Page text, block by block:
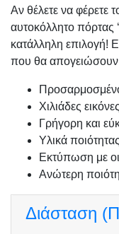
Αν θέλετε να φέρετε
αυτοκόλλητο πόρτας
κατάλληλη επιλογή!
που θα
Χιλιάδες
Γρήγορη και
Υλικά
Εκτύπωση με
Ανώτερη
Διάσταση